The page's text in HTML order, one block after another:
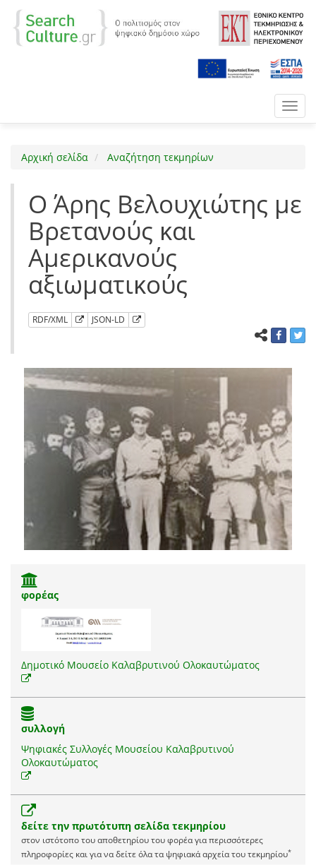
Αρχική σελίδα Αναζήτηση τεκμηρίων
Ο Άρης Βελουχιώτης με
Βρετανούς και
Αμερικανούς
αξιωματικούς
RDF/XML JSON-LD
φορέας
Δημοτικό Μουσείο Καλαβρυτινού Ολοκαυτώματος
συλλογή
Ψηφιακές Συλλογές Μουσείου Καλαβρυτινού
Ολοκαυτώματος
δείτε την πρωτότυπη σελίδα τεκμηρίου
στον ιστότοπο του αποθετηρίου του φορέα για περισσότερες
πληροφορίες και για να δείτε όλα τα ψηφιακά αρχεία του τεκμηρίου*